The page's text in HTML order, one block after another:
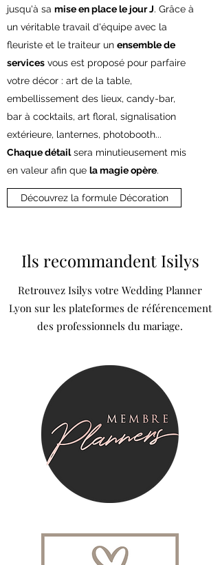
jusqu'à sa mise en place le jour J. Grâce à
un véritable travail d'équipe avec la
fleuriste et le traiteur un ensemble de
services vous est proposé pour parfaire
votre décor : art de la table,
embellissement des lieux, candy-bar,
bar à cocktails, art floral, signalisation
extérieure, lanternes, photobooth...
Chaque détailsera minutieusement mis
en valeur afin que la magie opère.
Découvrez la formule Décoration
Ils recommandent Isilys
Retrouvez Isilys votre Wedding Planner
Lyon sur les plateformes de référencement
des professionnels du mariage.